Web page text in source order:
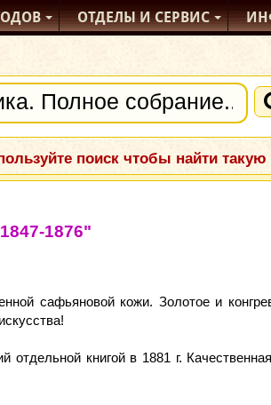
ОТДЕЛЫИ СЕРВИС
поиск чтобы найти
1876"
сафьяновой кожи. Золотое и
книгой в 1881 г.